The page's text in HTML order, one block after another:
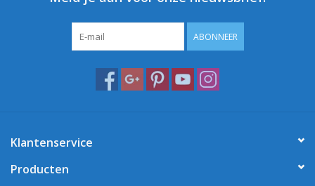
ABONNEER
Klantenservice
Producten